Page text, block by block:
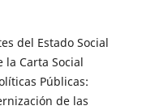
del Estado Social
la Carta Social
Públicas:
de las